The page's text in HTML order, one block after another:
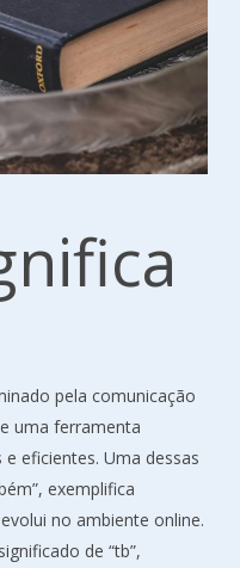
pela comunicação
uma ferramenta
eficientes. Uma dessas
exemplifica
no ambiente online.
de “tb”,